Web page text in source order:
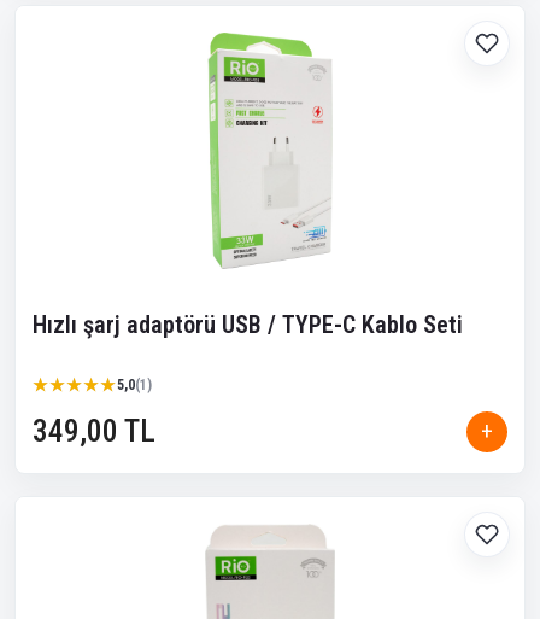
Hızlı şarj adaptörü USB / TYPE-C Kablo Seti
★★★★★
★★★★★5,0(1)
349,00 TL +